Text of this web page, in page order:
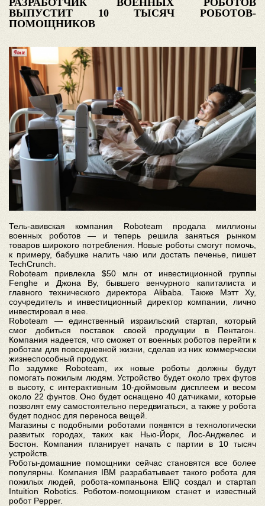
ВЫПУСТИТ 10 ТЫСЯЧ РОБОТОВ-
ПОМОЩНИКОВ
Тель-авивская компания Roboteam продала миллионы
военных роботов — и теперь решила заняться рынком
товаров широкого потребления. Новые роботы смогут помочь,
к примеру, бабушке налить чаю или достать печенье, пишет
TechCrunch.
Roboteam привлекла $50 млн от инвестиционной группы
Fenghe и Джона Ву, бывшего венчурного капиталиста и
главного технического директора Alibaba. Также Мэтт Ху,
соучредитель и инвестиционный директор компании, лично
инвестировал в нее.
Roboteam — единственный израильский стартап, который
смог добиться поставок своей продукции в Пентагон.
Компания надеется, что сможет от военных роботов перейти к
роботам для повседневной жизни, сделав из них коммерчески
жизнеспособный продукт.
По задумке Roboteam, их новые роботы должны будут
помогать пожилым людям. Устройство будет около трех футов
в высоту, с интерактивным 10-дюймовым дисплеем и весом
около 22 фунтов. Оно будет оснащено 40 датчиками, которые
позволят ему самостоятельно передвигаться, а также у робота
будет поднос для переноса вещей.
Магазины с подобными роботами появятся в технологически
развитых городах, таких как Нью-Йорк, Лос-Анджелес и
Бостон. Компания планирует начать с партии в 10 тысяч
устройств.
Роботы-домашние помощники сейчас становятся все более
популярны. Компания IBM разрабатывает такого робота для
пожилых людей, робота-компаньона ElliQ создал и стартап
Intuition Robotics. Роботом-помощником станет и известный
робот Pepper.